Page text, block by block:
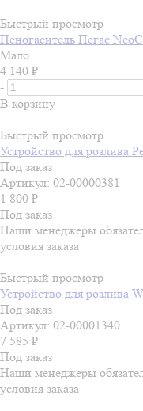
Быстрый просмотр
Пеногаситель Пегас
Мало
4 140 ₽
-
В корзину
Быстрый просмотр
Устройство для розлива
Под заказ
Артикул: 02-00000381
1 800 ₽
Под заказ
Наши менеджеры
условия заказа
Быстрый просмотр
Устройство для розлива
Под заказ
Артикул: 02-00001340
7 585 ₽
Под заказ
Наши менеджеры
условия заказа